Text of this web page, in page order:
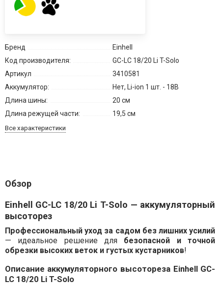
Бренд
Einhell
Код производителя:
GC-LC 18/20 Li T-Solo
Артикул
3410581
Аккумулятор:
Нет, Li-ion 1 шт. - 18В
Длина шины:
20 см
Длина режущей части:
19,5 см
Все характеристики
Обзор
Einhell GC-LC 18/20 Li T-Solo — аккумуляторный
высоторез
Профессиональный уход за садом без лишних усилий
— идеальное решение для безопасной и точной
обрезки высоких веток и густых кустарников!
Описание аккумуляторного высотореза Einhell GC-
LC 18/20 Li T-Solo